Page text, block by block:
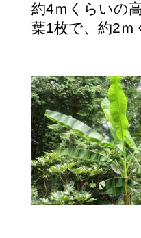
約4ｍくらいの
葉1枚で、約2